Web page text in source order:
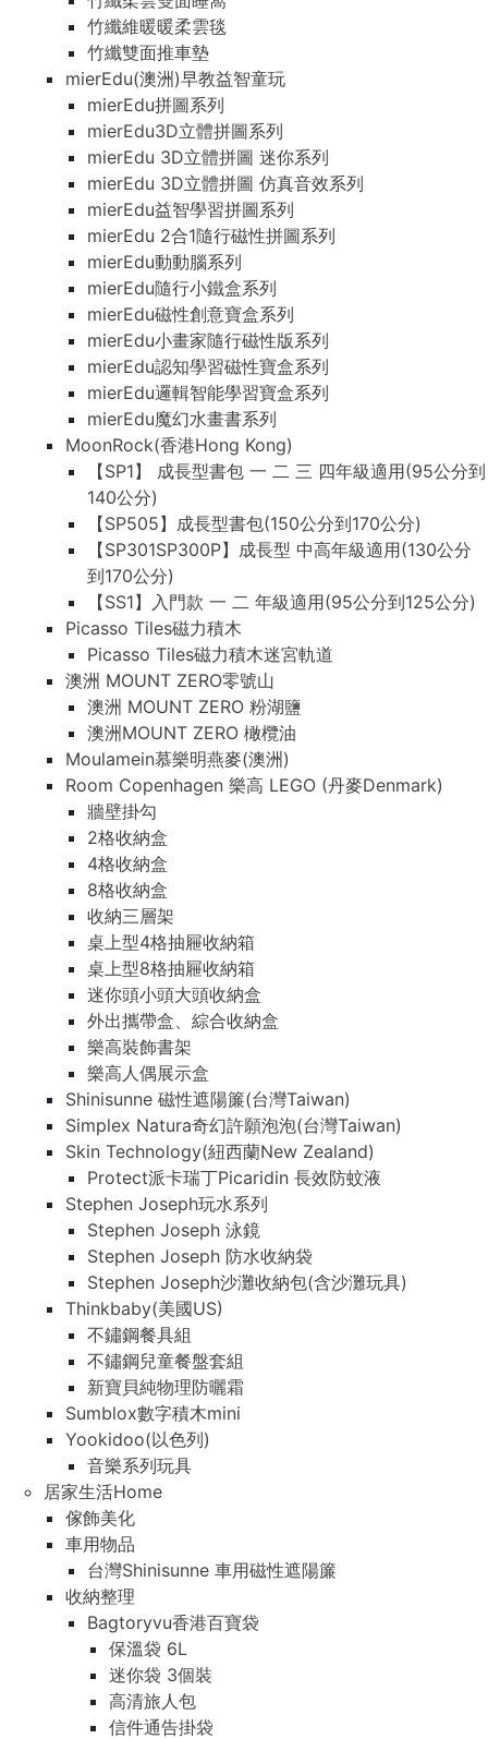
竹纖維暖暖柔雲毯
竹纖雙面推車墊
mierEdu(澳洲)早教益智童玩
mierEdu拼圖系列
mierEdu3D立體拼圖系列
mierEdu 3D立體拼圖 迷你系列
mierEdu 3D立體拼圖 仿真音效系列
mierEdu益智學習拼圖系列
mierEdu 2合1隨行磁性拼圖系列
mierEdu動動腦系列
mierEdu隨行小鐵盒系列
mierEdu磁性創意寶盒系列
mierEdu小畫家隨行磁性版系列
mierEdu認知學習磁性寶盒系列
mierEdu邏輯智能學習寶盒系列
mierEdu魔幻水畫書系列
MoonRock(香港Hong Kong)
【SP1】 成長型書包 一 二 三 四年級適用(95公分到
140公分)
【SP505】成長型書包(150公分到170公分)
【SP301SP300P】成長型 中高年級適用(130公分
到170公分)
【SS1】入門款 一 二 年級適用(95公分到125公分)
Picasso Tiles磁力積木
Picasso Tiles磁力積木迷宮軌道
澳洲 MOUNT ZERO零號山
澳洲 MOUNT ZERO 粉湖鹽
澳洲MOUNT ZERO 橄欖油
Moulamein慕樂明燕麥(澳洲)
Room Copenhagen 樂高 LEGO (丹麥Denmark)
牆壁掛勾
2格收納盒
4格收納盒
8格收納盒
收納三層架
桌上型4格抽屜收納箱
桌上型8格抽屜收納箱
迷你頭小頭大頭收納盒
外出攜帶盒、綜合收納盒
樂高裝飾書架
樂高人偶展示盒
Shinisunne 磁性遮陽簾(台灣Taiwan)
Simplex Natura奇幻許願泡泡(台灣Taiwan)
Skin Technology(紐西蘭New Zealand)
Protect派卡瑞丁Picaridin 長效防蚊液
Stephen Joseph玩水系列
Stephen Joseph 泳鏡
Stephen Joseph 防水收納袋
Stephen Joseph沙灘收納包(含沙灘玩具)
Thinkbaby(美國US)
不鏽鋼餐具組
不鏽鋼兒童餐盤套組
新寶貝純物理防曬霜
Sumblox數字積木mini
Yookidoo(以色列)
音樂系列玩具
居家生活Home
傢飾美化
車用物品
台灣Shinisunne 車用磁性遮陽簾
收納整理
Bagtoryvu香港百寶袋
保溫袋 6L
迷你袋 3個裝
高清旅人包
信件通告掛袋